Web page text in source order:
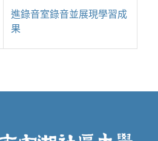
進錄音室錄音並展現學習成
果